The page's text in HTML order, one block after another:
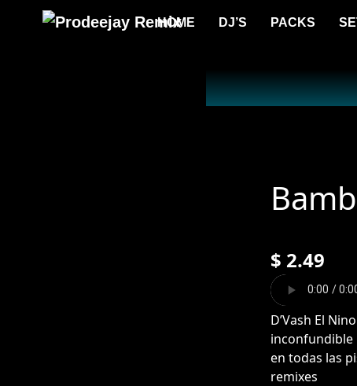
HOME DJ’S PACKS
$ 2.49
D’Vash El
inconfundible
en todas las
remixes